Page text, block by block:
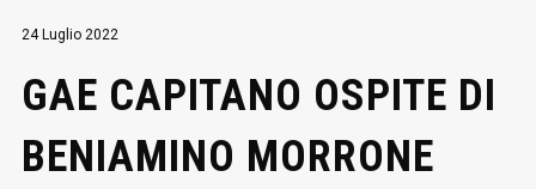
24 Luglio 2022
GAE CAPITANO OSPITE DI
BENIAMINO MORRONE